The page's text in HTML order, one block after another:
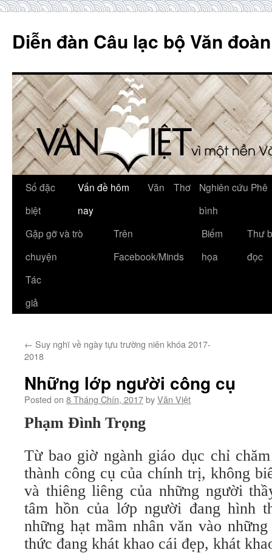
content
Diễn đàn Câu lạc bộ Văn
Số đặc
biệt
Vấn đề hôm
nay
Văn Thơ
Nghiên cứu Phê
bình
Gặp gỡ và trò
chuyện
Trên
Facebook/Minds
Biếm
họa
Thư
đọc
Tác
giả
← Suy nghĩ về ngày tựu trường niên khóa 2017-
2018
Những lớp người công cụ
Posted on 8 Tháng Chín, 2017byVăn Việt
Phạm Đình Trọng
Từ bao giờ ngành giáo dục chỉ
thành công cụ của chính trị, không
và thiêng liêng của những người
tâm hồn của lớp người đang hình
những hạt mầm nhân văn vào
thức đang khát khao cái đẹp, khát